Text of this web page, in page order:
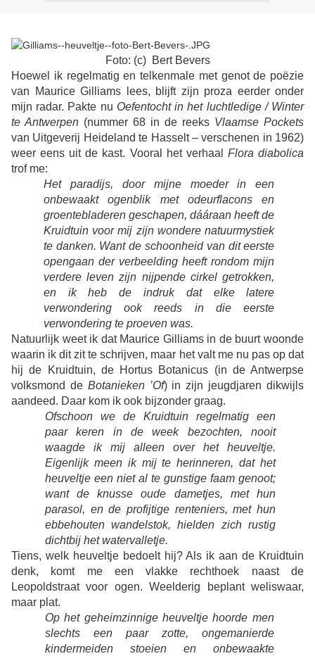
Foto: (c) Bert Bevers
Hoewel ik regelmatig en telkenmale met genot de poëzie
van Maurice Gilliams lees, blijft zijn proza eerder onder
mijn radar. Pakte nu Oefentocht in het luchtledige / Winter
te Antwerpen (nummer 68 in de reeks Vlaamse Pockets
van Uitgeverij Heideland te Hasselt – verschenen in 1962)
weer eens uit de kast. Vooral het verhaal
Flora diabolica
trof me:
Het paradijs, door mijne moeder in een
onbewaakt ogenblik met odeurflacons en
groentebladeren geschapen, dááraan heeft de
Kruidtuin voor mij zijn wondere natuurmystiek
te danken. Want de schoonheid van dit eerste
opengaan der verbeelding heeft rondom mijn
verdere leven zijn nijpende cirkel getrokken,
en ik heb de indruk dat elke latere
verwondering ook reeds in die eerste
verwondering te proeven was.
Natuurlijk weet ik dat Maurice Gilliams in de buurt woonde
waarin ik dit zit te schrijven, maar het valt me nu pas op dat
hij de Kruidtuin, de Hortus Botanicus (in de Antwerpse
volksmond de Botanieken ’Of) in zijn jeugdjaren dikwijls
aandeed. Daar kom ik ook bijzonder graag.
Ofschoon we de Kruidtuin regelmatig een
paar keren in de week bezochten, nooit
waagde ik mij alleen over het heuveltje.
Eigenlijk meen ik mij te herinneren, dat het
heuveltje een niet al te gunstige faam genoot;
want de knusse oude dametjes, met hun
parasol, en de profijtige renteniers, met hun
ebbehouten wandelstok, hielden zich rustig
dichtbij het watervalletje.
Tiens, welk heuveltje bedoelt hij? Als ik aan de Kruidtuin
denk, komt me een vlakke rechthoek naast de
Leopoldstraat voor ogen. Weelderig beplant weliswaar,
maar plat.
Op het geheimzinnige heuveltje hoorde men
slechts een paar zotte, ongemanierde
kindermeiden stoeien en onbewaakte